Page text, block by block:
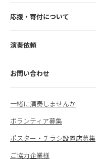
応援・寄付について
演奏依頼
お問い合わせ
一緒に演奏しませんか
ボランティア募集
ポスター・チラシ設置店募集
ご協力企業様